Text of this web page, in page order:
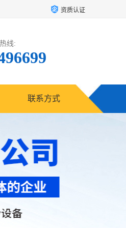
资质认证
线:
联系方式